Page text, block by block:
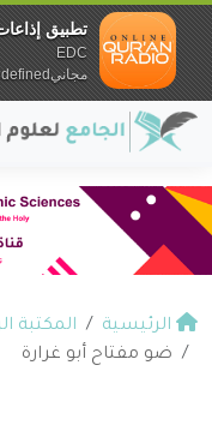
الرئيسية المكتبة
ضو مفتاح أبو غرارة
تطبيق
EDC
مجانيundefined